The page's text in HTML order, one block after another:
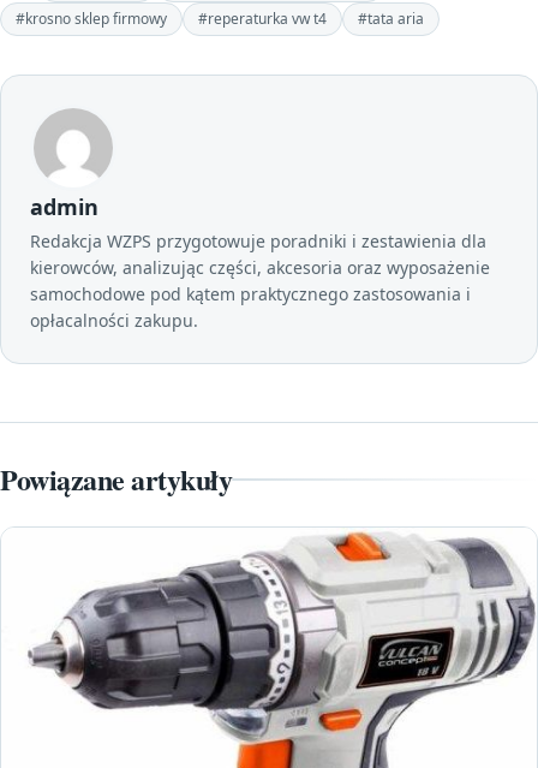
#krosno sklep firmowy
#reperaturka vw t4 #tata aria
admin
Redakcja WZPS przygotowuje poradniki i zestawienia dla
kierowców, analizując części, akcesoria oraz wyposażenie
samochodowe pod kątem praktycznego zastosowania i
opłacalności zakupu.
Powiązane artykuły